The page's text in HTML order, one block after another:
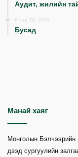
Аудит, жилийн
8 сар 20, 2023
Бусад
Манай хаяг
Монголын
дээд сургуулийн